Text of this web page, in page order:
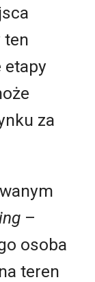
ten
etapy
za
–
osoba
teren